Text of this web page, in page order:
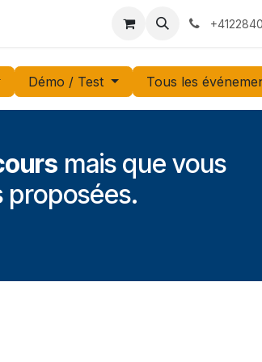
Événements Services
Démo / Test Tous les
mais que vous
proposées.